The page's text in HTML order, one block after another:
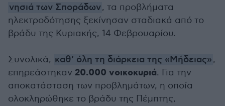
νησιά των Σποράδων, τα προβλήματα
ηλεκτροδότησης ξεκίνησαν σταδιακά από το
βράδυ της Κυριακής, 14 Φεβρουαρίου.
Συνολικά, καθ’ όλη τη διάρκεια της «Μήδειας»,
επηρεάστηκαν 20.000 νοικοκυριά. Για την
αποκατάσταση των προβλημάτων, η οποία
ολοκληρώθηκε το βράδυ της Πέμπτης,